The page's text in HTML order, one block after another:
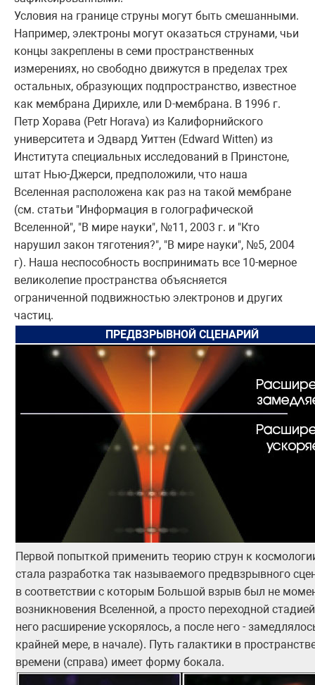
Условия на границе струны могут быть смешанными.
Например, электроны могут оказаться струнами, чьи
концы закреплены в семи пространственных
измерениях, но свободно движутся в пределах трех
остальных, образующих подпространство, известное
как мембрана Дирихле, или D-мембрана. В 1996 г.
Петр Хорава (Petr Horava) из Калифорнийского
университета и Эдвард Уиттен (Edward Witten) из
Института специальных исследований в Принстоне,
штат Нью-Джерси, предположили, что наша
Вселенная расположена как раз на такой мембране
(см. статьи "Информация в голографической
Вселенной", "В мире науки", №11, 2003 г. и "Кто
нарушил закон тяготения?", "В мире науки", №5, 2004
г). Наша неспособность воспринимать все 10-мерное
великолепие пространства объясняется
ограниченной подвижностью электронов и других
частиц.
ПРЕДВЗРЫВНОЙ СЦЕНАРИЙ
Первой попыткой применить теорию струн к
стала разработка так называемого предвзрывного
в соответствии с которым Большой взрыв был не
возникновения Вселенной, а просто переходной
него расширение ускорялось, а после него -
крайней мере, в начале). Путь галактики в
времени (справа) имеет форму бокала.